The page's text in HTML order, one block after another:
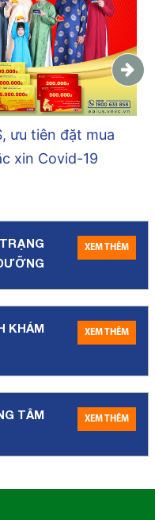
trực tiếp,
online?
XEM THÊM
KHÁM XEM THÊM
TÂM XEM THÊM